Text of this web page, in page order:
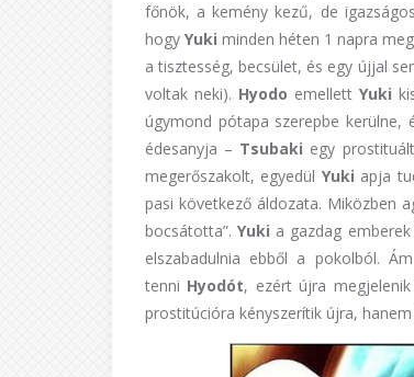
főnök, a kemény kezű, de igazságos
hogy Yuki minden héten 1 napra
a tisztesség, becsület, és egy újjal
voltak neki). Hyodo emellett Yuki
úgymond pótapa szerepbe kerülne,
édesanyja – Tsubaki egy
megerőszakolt, egyedül Yuki apja
pasi következő áldozata. Miközben
bocsátotta”.Yuki a gazdag
elszabadulnia ebből a pokolból.
tenni Hyodót, ezért újra
prostitúcióra kényszerítik újra,